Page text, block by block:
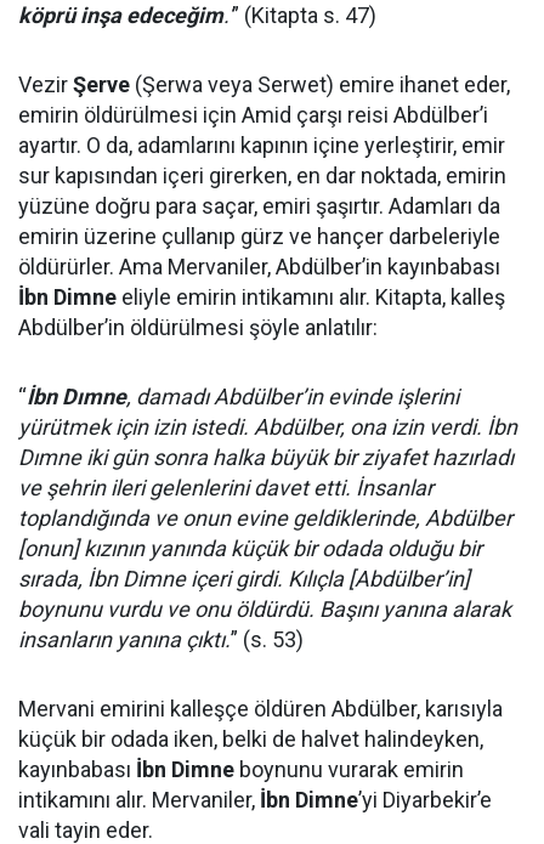
köprü inşa edeceğim.'” (Kitapta s. 47)
VezirŞerve (Şerwa veya Serwet) emire ihanet eder,
emirin öldürülmesi için Amid çarşı reisi Abdülber’i
ayartır. O da, adamlarını kapının içine yerleştirir, emir
sur kapısından içeri girerken, en dar noktada, emirin
yüzüne doğru para saçar, emiri şaşırtır. Adamları da
emirin üzerine çullanıp gürz ve hançer darbeleriyle
öldürürler. Ama Mervaniler, Abdülber’in kayınbabası
İbn Dimne eliyle emirin intikamını alır. Kitapta, kalleş
Abdülber’in öldürülmesi şöyle anlatılır:
“İbn Dımne, damadı Abdülber’in evinde işlerini
yürütmek için izin istedi. Abdülber, ona izin verdi. İbn
Dımne iki gün sonra halka büyük bir ziyafet hazırladı
ve şehrin ileri gelenlerini davet etti. İnsanlar
toplandığında ve onun evine geldiklerinde, Abdülber
[onun] kızının yanında küçük bir odada olduğu bir
sırada, İbn Dimne içeri girdi. Kılıçla [Abdülber’in]
boynunu vurdu ve onu öldürdü. Başını yanına alarak
insanların yanına çıktı.” (s. 53)
Mervani emirini kalleşçe öldüren Abdülber, karısıyla
küçük bir odada iken, belki de halvet halindeyken,
kayınbabası İbn Dimne boynunu vurarak emirin
intikamını alır. Mervaniler, İbn Dimne’yi Diyarbekir’e
vali tayin eder.